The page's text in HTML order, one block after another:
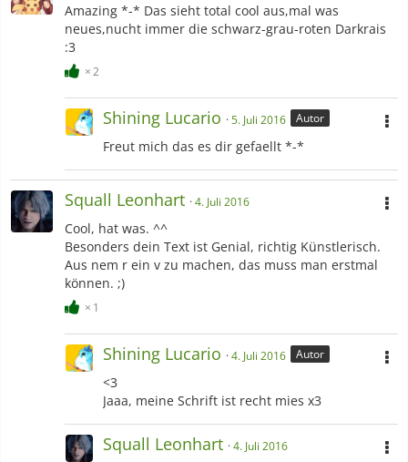
Amazing *-* Das sieht total cool aus,mal was
neues,nucht immer die schwarz-grau-roten Darkrais
:3
2
Shining Lucario 5. Juli 2016 Autor
Freut mich das es dir gefaellt *-*
Squall Leonhart 4. Juli 2016
Cool, hat was. ^^
Besonders dein Text ist Genial, richtig Künstlerisch.
Aus nem r ein v zu machen, das muss man erstmal
können. ;)
1
Shining Lucario 4. Juli 2016 Autor
<3
Jaaa, meine Schrift ist recht mies x3
Squall Leonhart 4. Juli 2016